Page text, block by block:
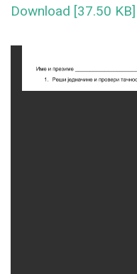
Download [37.50 KB]